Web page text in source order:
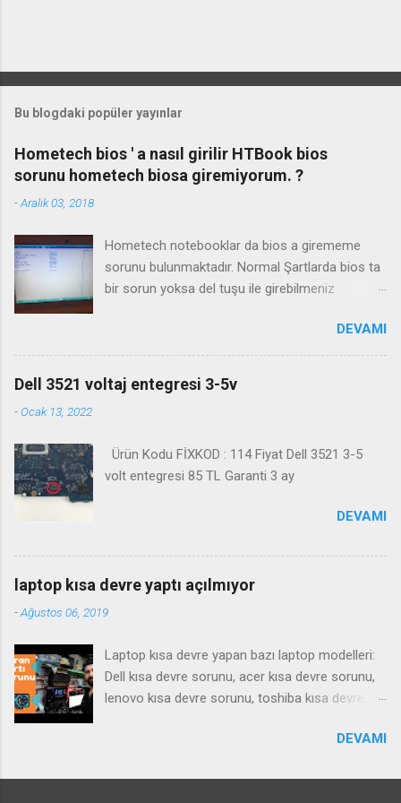
Bu blogdaki popüler yayınlar
Hometech bios ' a nasıl girilir HTBook bios
sorunu hometech biosa giremiyorum. ?
-Aralık 03, 2018
Hometech notebooklar da bios a girememe
sorunu bulunmaktadır. Normal Şartlarda bios ta
bir sorun yoksa del tuşu ile girebilmeniz
yaramaktadır. Biosa girme videosu izleyin
Kanalimiza abone olmayı unutmayın
DEVAMI
Dell 3521 voltaj entegresi 3-5v
-Ocak 13, 2022
Ürün Kodu FİXKOD : 114 Fiyat Dell 3521 3-5
volt entegresi 85 TL Garanti 3 ay
DEVAMI
laptop kısa devre yaptı açılmıyor
-Ağustos 06, 2019
Laptop kısa devre yapan bazı laptop modelleri:
Dell kısa devre sorunu, acer kısa devre sorunu,
lenovo kısa devre sorunu, toshiba kısa devre
kısa devre yaparsa ne gibi bir arıza yapar , tamiri
çektim iyi seyirler. SIKÇA SORULAN SORULAR ;
DEVAMI